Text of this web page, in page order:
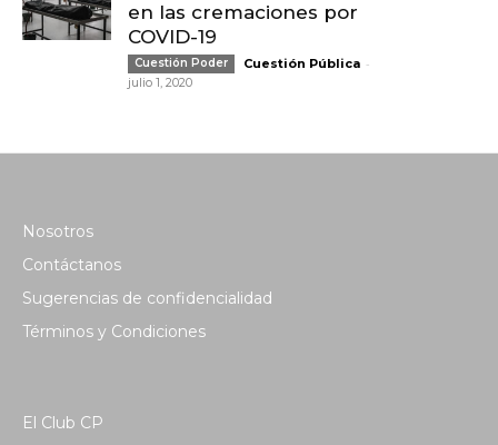
en las cremaciones por
COVID-19
Cuestión Poder Cuestión Pública -
julio 1, 2020
Nosotros
Contáctanos
Sugerencias de confidencialidad
Términos y Condiciones
El Club CP